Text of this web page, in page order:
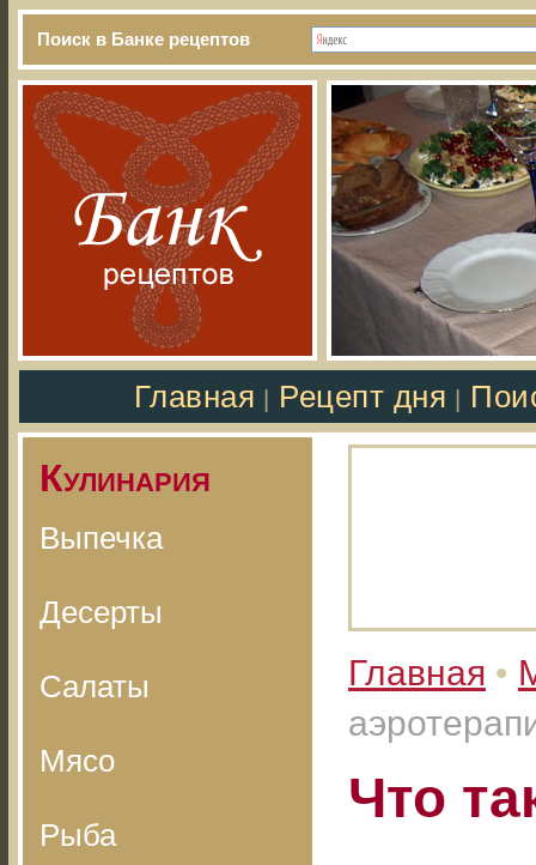
Поиск в Банке рецептов
Главная Рецепт дня
Кулинария
Выпечка
Десерты
Салаты
Мясо
Рыба
Главная •
Что